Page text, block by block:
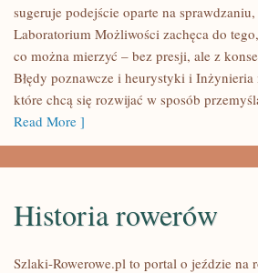
sugeruje podejście oparte na
Laboratorium Możliwości zachęca do
co można mierzyć – bez presji, ale z
Błędy poznawcze i heurystyki i Inżynieria
które chcą się rozwijać w sposób
Read More ]
Historia rowerów
Szlaki-Rowerowe.pl to portal o jeździe na